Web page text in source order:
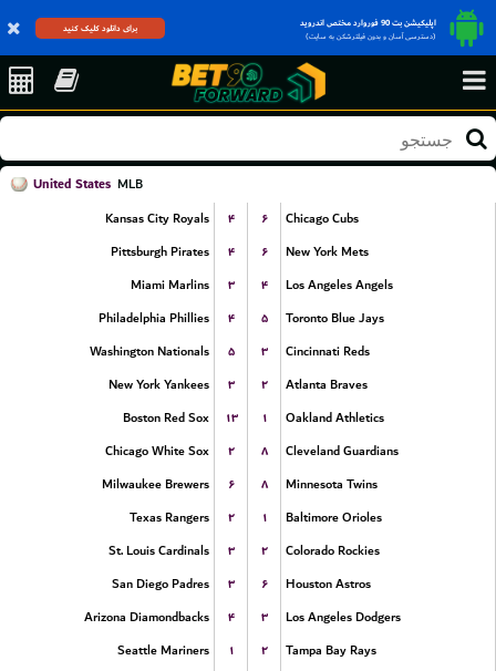
اپلیکیشن بت 90 فوروارد مختص اندروید
(دسترسی آسان و بدون فیلترشکن به سایت)
برای دانلود کلیک کنید
United States MLB
Kansas City Royals
۴ ۶
Chicago Cubs
Pittsburgh Pirates
۴ ۶
New York Mets
Miami Marlins
۳ ۴
Los Angeles Angels
Philadelphia Phillies
۴ ۵
Toronto Blue Jays
Washington Nationals
۵ ۳
Cincinnati Reds
New York Yankees
۳ ۲
Atlanta Braves
Boston Red Sox
۱۳ ۱
Oakland Athletics
Chicago White Sox
۲ ۸
Cleveland Guardians
Milwaukee Brewers
۶ ۸
Minnesota Twins
Texas Rangers
۲ ۱
Baltimore Orioles
St. Louis Cardinals
۳ ۲
Colorado Rockies
San Diego Padres
۳ ۶
Houston Astros
Arizona Diamondbacks
۴ ۳
Los Angeles Dodgers
Seattle Mariners
۱ ۲
Tampa Bay Rays